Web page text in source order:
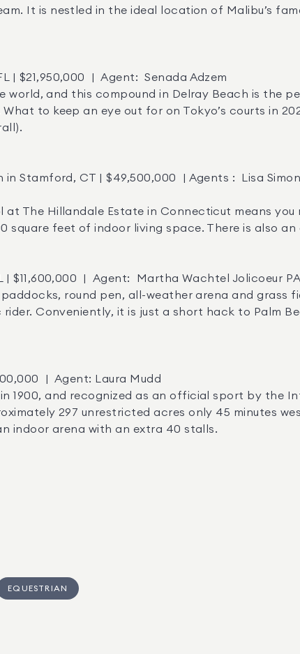
It is nestled in the ideal location of Malibu’s
to keep an eye out for on Tokyo’s courts in
square feet of indoor living space. There is also
Conveniently, it is just a short hack to Palm
297 unrestricted acres only 45 minutes
indoor arena with an extra 40 stalls.
EQUESTRIAN